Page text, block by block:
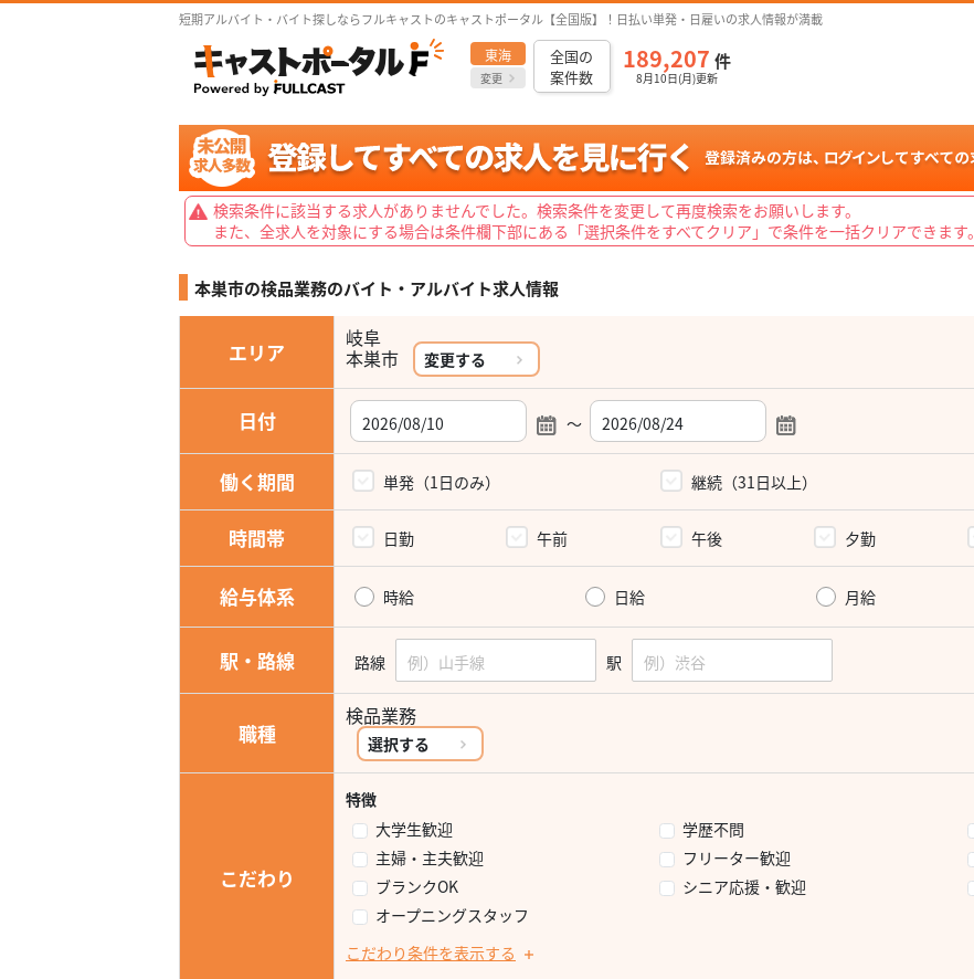
短期アルバイト・バイト探しならフルキャストのキャストポータル【全国版】！日払い単発・日雇いの求人情報が満載
東海
変更
全国の
案件数
189,207 件
8月10日(月)更新
検索条件に該当する求人がありませんでした。検索条件を変更して再度検索をお願いします。
また、全求人を対象にする場合は条件欄下部にある「選択条件をすべてクリア」で条件を一括クリアできます。
本巣市の検品業務のバイト・アルバイト求人情報
エリア
岐阜
本巣市 変更する
日付 ～
働く期間 単発（1日のみ） 継続（31日以上）
時間帯 日勤 午前 午後 夕勤
給与体系 時給 日給 月給
駅・路線 路線 駅
職種
検品業務
選択する
こだわり
特徴
大学生歓迎
学歴不問
主婦・主夫歓迎
フリーター歓迎
ブランクOK
シニア応援・歓迎
オープニングスタッフ
こだわり条件を表示する